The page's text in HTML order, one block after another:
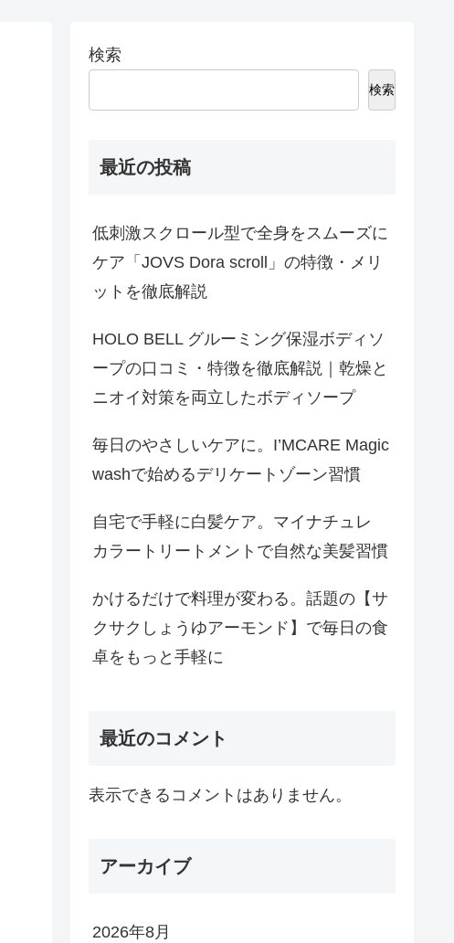
検索
検索
最近の投稿
低刺激スクロール型で全身をスムーズに
ケア「JOVS Dora scroll」の特徴・メリ
ットを徹底解説
HOLO BELL グルーミング保湿ボディソ
ープの口コミ・特徴を徹底解説｜乾燥と
ニオイ対策を両立したボディソープ
毎日のやさしいケアに。I’MCARE Magic
washで始めるデリケートゾーン習慣
自宅で手軽に白髪ケア。マイナチュレ
カラートリートメントで自然な美髪習慣
かけるだけで料理が変わる。話題の【サ
クサクしょうゆアーモンド】で毎日の食
卓をもっと手軽に
最近のコメント
表示できるコメントはありません。
アーカイブ
2026年8月